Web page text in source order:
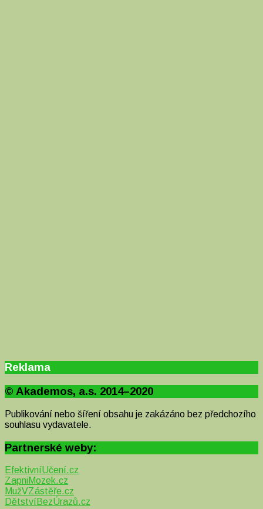
Reklama
© Akademos, a.s. 2014–2020
Publikování nebo šíření obsahu je zakázáno bez předchozího
souhlasu vydavatele.
Partnerské weby:
EfektivníUčení.cz
ZapniMozek.cz
MužVZástěře.cz
DětstvíBezÚrazů.cz